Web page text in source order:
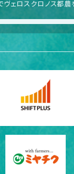
ヴェロスクロノス都農